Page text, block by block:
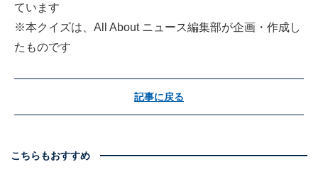
ています
※本クイズは、All About ニュース編集部が企画・作成し
たものです
記事に戻る
こちらもおすすめ